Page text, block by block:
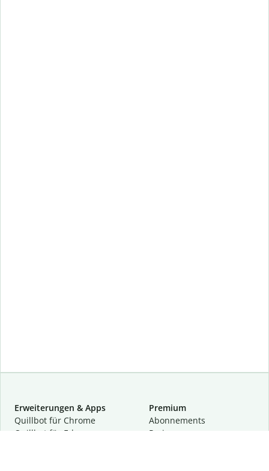
Erweiterungen & Apps
Quillbot für Chrome
Quillbot für Edge
Premium
Abon­ne­ments
Preise